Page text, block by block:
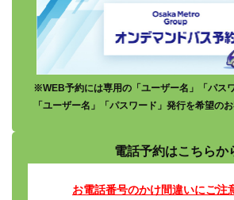
※WEB予約には専用の「ユーザー名」「パス
「ユーザー名」「パスワード」発行を希望の
電話予約はこちらか
お電話番号のかけ間違いにご注